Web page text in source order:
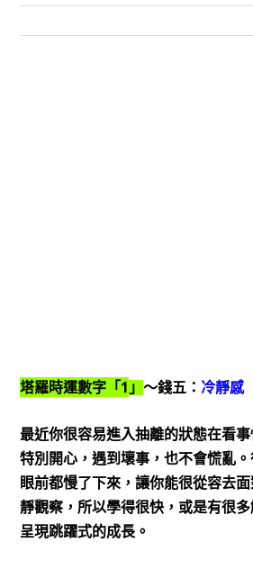
塔羅時運數字「1 」 ～錢五： 冷靜感
最近你很容易進入抽離的狀態在看
特別開心，遇到壞事，也不會慌亂
眼前都慢了下來，讓你能很從容去
靜觀察，所以學得很快，或是有很
呈現跳躍式的成長。